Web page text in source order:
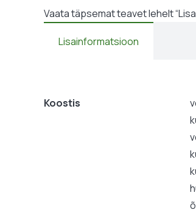
Vaata täpsemat teavet lehelt
Lisainformatsioon
Koostis